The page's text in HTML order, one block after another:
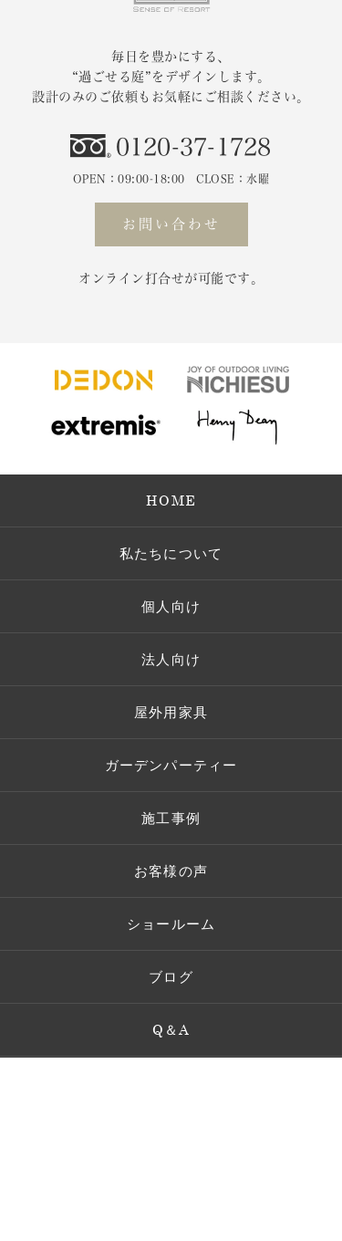
毎日を豊かにする、
“過ごせる庭”をデザインします。
設計のみのご依頼もお気軽にご相談ください。
0120-37-1728
OPEN：09:00-18:00 CLOSE：水曜
お問い合わせ
オンライン打合せが可能です。
HOME
私たちについて
個人向け
法人向け
屋外用家具
ガーデンパーティー
施工事例
お客様の声
ショールーム
ブログ
Q＆A